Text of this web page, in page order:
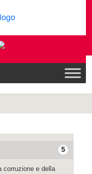
5
corruzione e della